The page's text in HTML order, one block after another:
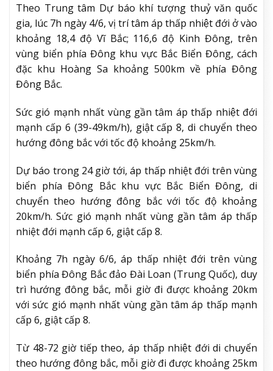
Theo Trung tâm Dự báo khí tượng thuỷ văn quốc
gia, lúc 7h ngày 4/6, vị trí tâm áp thấp nhiệt đới ở vào
khoảng 18,4 độ Vĩ Bắc; 116,6 độ Kinh Đông, trên
vùng biển phía Đông khu vực Bắc Biển Đông, cách
đặc khu Hoàng Sa khoảng 500km về phía Đông
Đông Bắc.
Sức gió mạnh nhất vùng gần tâm áp thấp nhiệt đới
mạnh cấp 6 (39-49km/h), giật cấp 8, di chuyển theo
hướng đông bắc với tốc độ khoảng 25km/h.
Dự báo trong 24 giờ tới, áp thấp nhiệt đới trên vùng
biển phía Đông Bắc khu vực Bắc Biển Đông, di
chuyển theo hướng đông bắc với tốc độ khoảng
20km/h. Sức gió mạnh nhất vùng gần tâm áp thấp
nhiệt đới mạnh cấp 6, giật cấp 8.
Khoảng 7h ngày 6/6, áp thấp nhiệt đới trên vùng
biển phía Đông Bắc đảo Đài Loan (Trung Quốc), duy
trì hướng đông bắc, mỗi giờ đi được khoảng 20km
với sức gió mạnh nhất vùng gần tâm áp thấp mạnh
cấp 6, giật cấp 8.
Từ 48-72 giờ tiếp theo, áp thấp nhiệt đới di chuyển
theo hướng đông bắc, mỗi giờ đi được khoảng 25km